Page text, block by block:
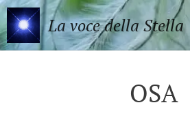
La voce della Stella
OSA